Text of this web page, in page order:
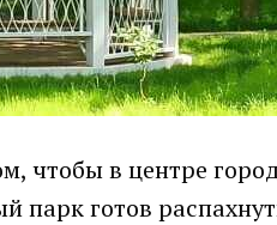
чтобы в центре
парк готов